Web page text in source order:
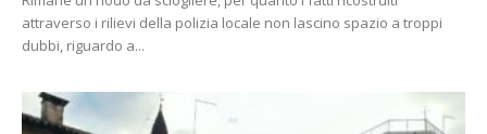
attraverso i rilievi della polizia locale non lascino spazio a troppi
dubbi, riguardo a...